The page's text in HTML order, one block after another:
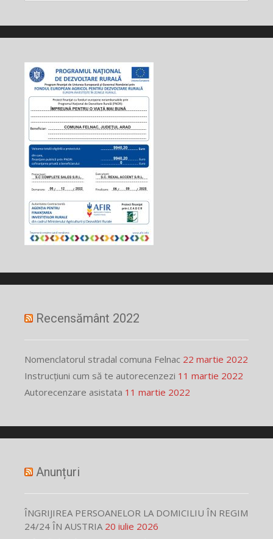
Recensământ 2022
Nomenclatorul stradal comuna Felnac 22 martie 2022
Instrucțiuni cum să te autorecenzezi 11 martie 2022
Autorecenzare asistata 11 martie 2022
Anunțuri
ÎNGRIJIREA PERSOANELOR LA DOMICILIU ÎN REGIM
24/24 ÎN AUSTRIA 20 iulie 2026